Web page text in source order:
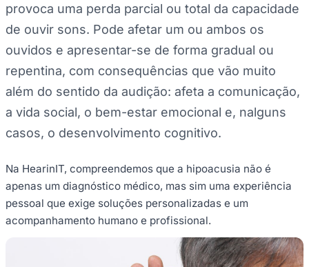
provoca uma perda parcial ou total da capacidade
de ouvir sons. Pode afetar um ou ambos os
ouvidos e apresentar-se de forma gradual ou
repentina, com consequências que vão muito
além do sentido da audição: afeta a comunicação,
a vida social, o bem-estar emocional e, nalguns
casos, o desenvolvimento cognitivo.
Na HearinIT, compreendemos que a hipoacusia não é
apenas um diagnóstico médico, mas sim uma experiência
pessoal que exige soluções personalizadas e um
acompanhamento humano e profissional.